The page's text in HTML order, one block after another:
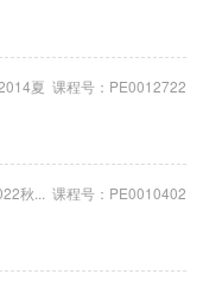
夏 课程号：PE0012722
秋... 课程号：PE0010402